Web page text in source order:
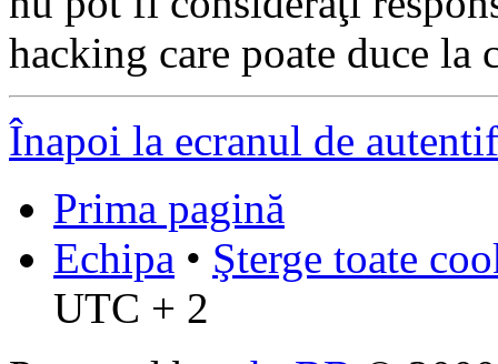
hacking care poate duce la
Înapoi la ecranul de
Prima pagină
Echipa • Şterge toate
UTC + 2